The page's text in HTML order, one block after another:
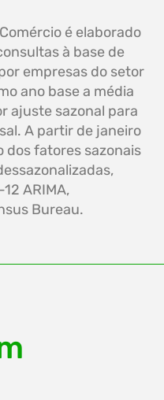
é elaborado
à base de
empresas do setor
ano base a média
ajuste sazonal para
A partir de janeiro
dos fatores sazonais
ARIMA,
Bureau.